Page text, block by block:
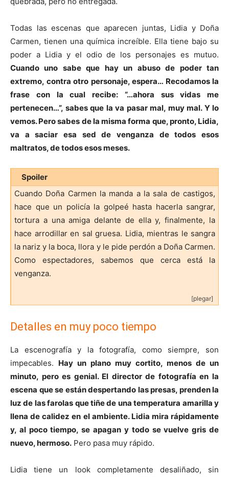
Todas las escenas que aparecen juntas, Lidia y Doña
Carmen, tienen una química increíble. Ella tiene bajo su
poder a Lidia y el odio de los personajes es mutuo.
Cuando uno sabe que hay un abuso de poder tan
extremo, contra otro personaje, espera… Recodamos la
frase con la cual recibe: “…ahora sus vidas me
pertenecen…”, sabes que la va pasar mal, muy mal. Y lo
vemos. Pero sabes de la misma forma que, pronto, Lidia,
va a saciar esa sed de venganza de todos esos
maltratos, de todos esos meses.
Spoiler
Cuando Doña Carmen la manda a la sala de castigos,
hace que un policía la golpeé hasta hacerla sangrar,
tortura a una amiga delante de ella y, finalmente, la
hace arrodillar en sal gruesa. Lidia, mientras le sangra
la nariz y la boca, llora y le pide perdón a Doña Carmen.
Como espectadores, sabemos que cerca está la
venganza.
[plegar]
Detalles en muy poco tiempo
La escenografía y la fotografía, como siempre, son
impecables. Hay un plano muy cortito, menos de un
minuto, pero es genial. El director de fotografía en la
escena que se están despertando las presas, prenden la
luz de las farolas que tiñe de una temperatura amarilla y
llena de calidez en el ambiente. Lidia mira rápidamente
y, al poco tiempo, se apagan y todo se vuelve gris de
nuevo, hermoso. Pero pasa muy rápido.
Lidia tiene un look completamente desaliñado, sin